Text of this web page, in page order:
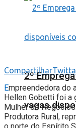
2º
vagas
Compartilhar
Empreendedora do
Hellen Gobetti foi a
Mulher de
Produtora Rural,